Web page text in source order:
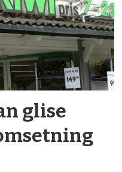
glise